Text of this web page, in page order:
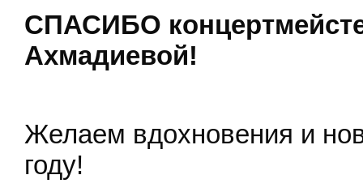
СПАСИБО
Ахмадиевой!
Желаем вдохновения и
году!